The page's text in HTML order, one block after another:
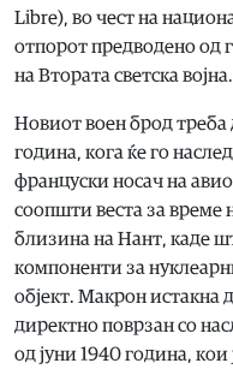
Libre), во чест на
отпорот предводено од
на Втората светска војна.
Новиот воен брод треба
година, кога ќе го
француски носач на
соопшти веста за време
близина на Нант, каде
компоненти за
објект. Макрон истакна
директно поврзан со
од јуни 1940 година,